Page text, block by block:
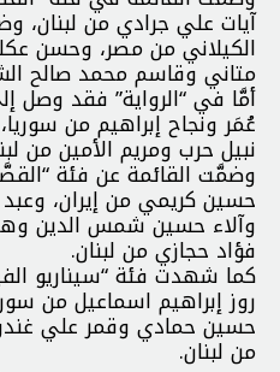
آيات علي جرادي من لبنان،
الكيلاني من مصر، وحسن
متاني وقاسم محمد صالح
أمَّا في “الرواية” فقد وصل
عُمَر ونجاح إبراهيم من
نبيل حرب ومريم الأمين من
وضمَّت القائمة عن فئة
حسين كريمي من إيران،
وآلاء حسين شمس الدين
فؤاد حجازي من لبنان.
كما شهدت فئة “سيناريو
روز إبراهيم اسماعيل من
حسين حمادي وقمر علي
من لبنان.